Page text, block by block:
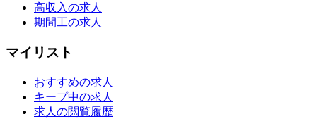
高収入の求人
期間工の求人
マイリスト
おすすめの求人
キープ中の求人
求人の閲覧履歴